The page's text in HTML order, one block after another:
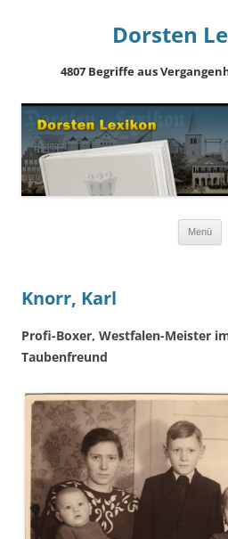
Dorsten
4807 Begriffe aus
Menü
Knorr, Karl
Profi-Boxer, Westfalen-Meister
Taubenfreund